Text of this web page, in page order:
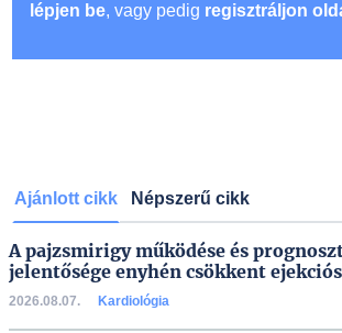
lépjen be, vagy pedig regisztráljon
Ajánlott cikk Népszerű cikk
A pajzsmirigy működése és
jelentősége enyhén csökkent
2026.08.07. Kardiológia